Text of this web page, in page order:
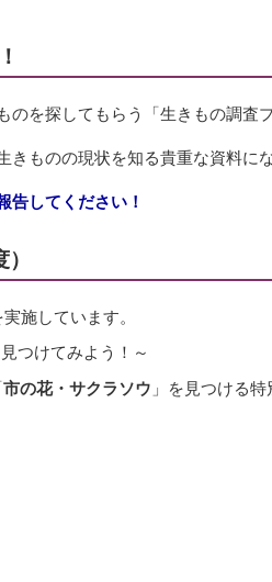
のを探してもらう「生きもの調査
きものの現状を知る貴重な資料に
告してください！
施しています。
つけてみよう！～
市の花・サクラソウ 」を見つける